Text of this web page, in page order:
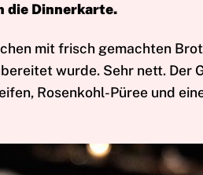
die Dinnerkarte.
mit frisch gemachten
wurde. Sehr nett. Der
Rosenkohl-Püree und